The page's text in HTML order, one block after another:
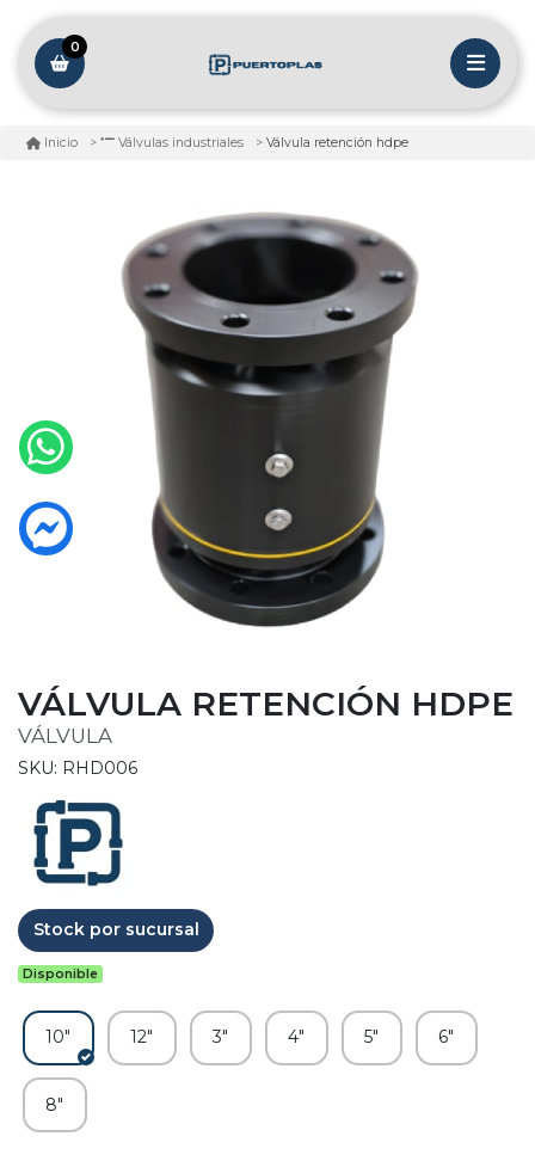
0
Inicio Válvulas industriales Válvula retención hdpe
VÁLVULA RETENCIÓN HDPE
VÁLVULA
SKU: RHD006
Stock por sucursal
Disponible
10" 12" 3" 4" 5" 6"
8"